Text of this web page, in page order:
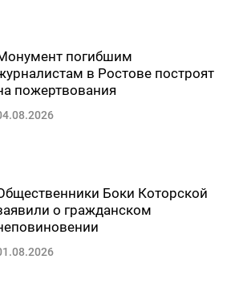
погибшим
в Ростове построят
пожертвования
Боки Которской
о гражданском